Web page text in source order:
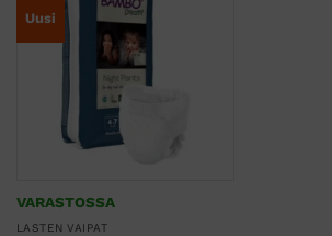
Uusi
VARASTOSSA
LASTEN VAIPAT